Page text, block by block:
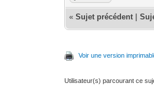
«Sujet précédent |
Voir une version
Utilisateur(s) parcourant ce